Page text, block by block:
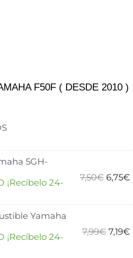
F50F ( DESDE 2010 )
5GH-
¡Recíbelo 24-
7,50€ 6,75€
Yamaha
¡Recíbelo 24-
7,99€ 7,19€